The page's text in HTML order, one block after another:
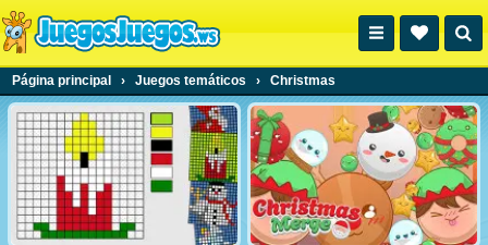
Página principal › Juegos temáticos › Christmas